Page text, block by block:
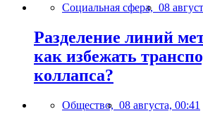
Социальная сфера, 08
Разделение линий
как избежать
коллапса?
Общество, 08 августа, 00:41